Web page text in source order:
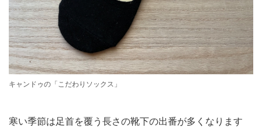
キャンドゥの「こだわりソックス」
寒い季節は足首を覆う長さの靴下の出番が多くなります